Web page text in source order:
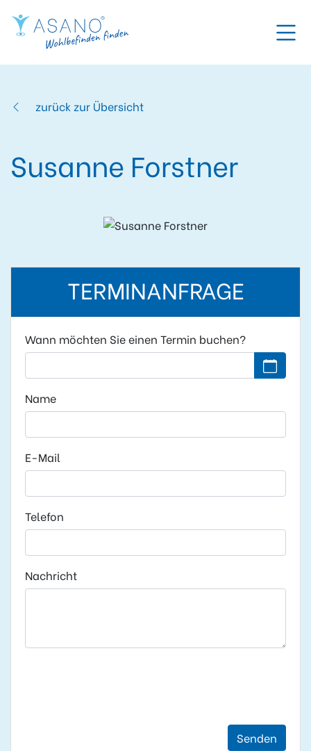
zurück zur Übersicht
Susanne Forstner
TERMINANFRAGE
Wann möchten Sie einen Termin buchen?
Kein
Name
E-Mail
Telefon
Nachricht
Senden